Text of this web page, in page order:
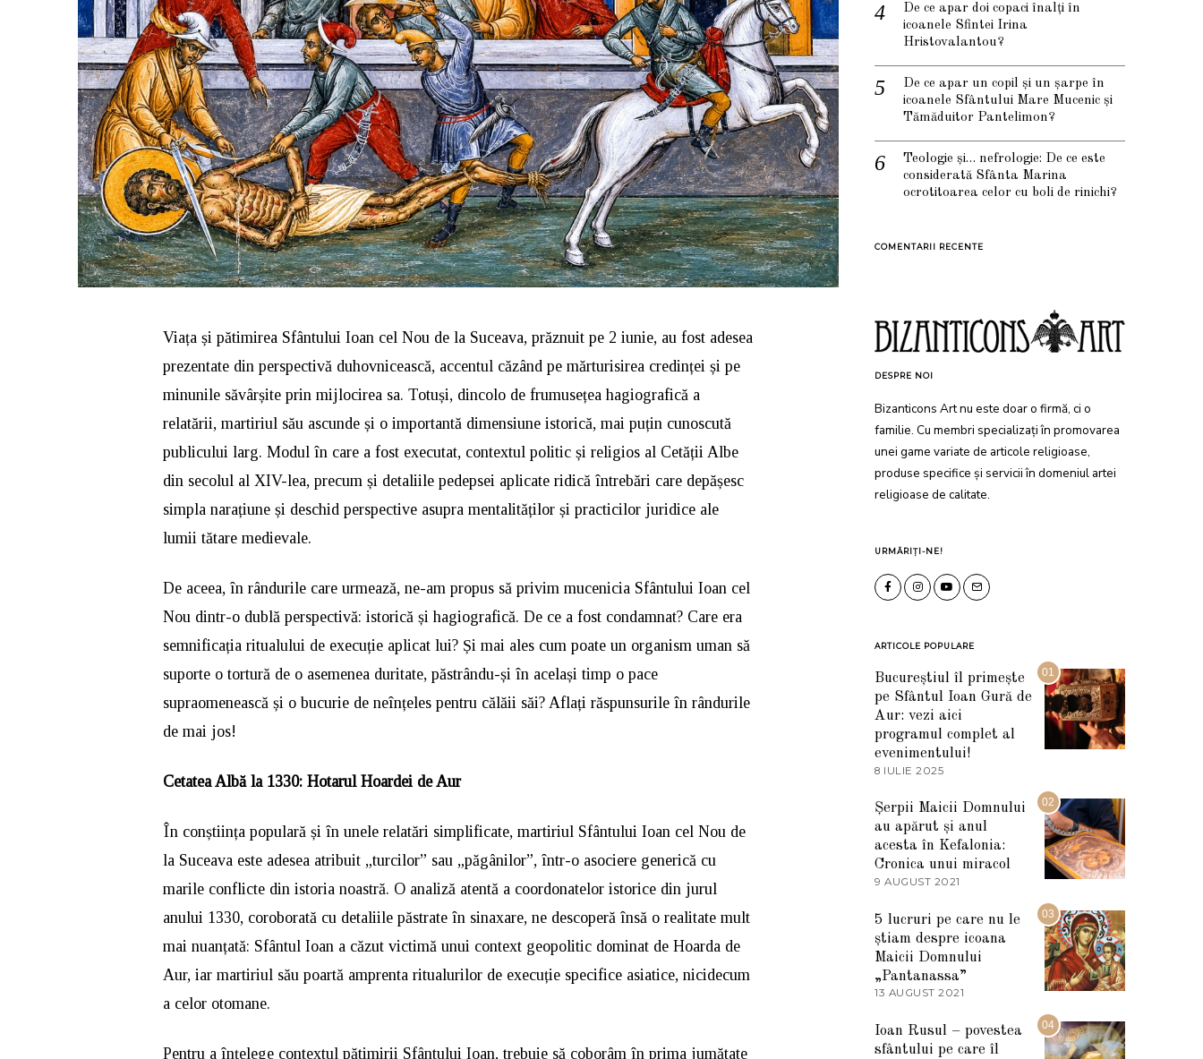
Viața și pătimirea Sfântului Ioan cel Nou de la Suceava, prăznuit pe 2 iunie, au fost adesea
prezentate din perspectivă duhovnicească, accentul căzând pe mărturisirea credinței și pe
minunile săvârșite prin mijlocirea sa. Totuși, dincolo de frumusețea hagiografică a
relatării, martiriul său ascunde și o importantă dimensiune istorică, mai puțin cunoscută
publicului larg. Modul în care a fost executat, contextul politic și religios al Cetății Albe
din secolul al XIV-lea, precum și detaliile pedepsei aplicate ridică întrebări care depășesc
simpla narațiune și deschid perspective asupra mentalităților și practicilor juridice ale
lumii tătare medievale.
De aceea, în rândurile care urmează, ne-am propus să privim mucenicia Sfântului Ioan cel
Nou dintr-o dublă perspectivă: istorică și hagiografică. De ce a fost condamnat? Care era
semnificația ritualului de execuție aplicat lui? Și mai ales cum poate un organism uman să
suporte o tortură de o asemenea duritate, păstrându-și în același timp o pace
supraomenească și o bucurie de neînțeles pentru călăii săi? Aflați răspunsurile în rândurile
de mai jos!
Cetatea Albă la 1330: Hotarul Hoardei de Aur
În conștiința populară și în unele relatări simplificate, martiriul Sfântului Ioan cel Nou de
la Suceava este adesea atribuit „turcilor” sau „păgânilor”, într-o asociere generică cu
marile conflicte din istoria noastră. O analiză atentă a coordonatelor istorice din jurul
anului 1330, coroborată cu detaliile păstrate în sinaxare, ne descoperă însă o realitate mult
mai nuanțată: Sfântul Ioan a căzut victimă unui context geopolitic dominat de Hoarda de
Aur, iar martiriul său poartă amprenta ritualurilor de execuție specifice asiatice, nicidecum
a celor otomane.
Pentru a înțelege contextul pătimirii Sfântului Ioan, trebuie să coborâm în prima jumătate
De ce apar doi copaci înalți în
icoanele Sfintei Irina
Hristovalantou?
De ce apar un copil și un șarpe în
icoanele Sfântului Mare Mucenic și
Tămăduitor Pantelimon?
Teologie și… nefrologie: De ce este
considerată Sfânta Marina
ocrotitoarea celor cu boli de rinichi?
COMENTARII RECENTE
DESPRE NOI
Bizanticons Art nu este doar o firmă, ci o
familie. Cu membri specializați în promovarea
unei game variate de articole religioase,
produse specifice și servicii în domeniul artei
religioase de calitate.
URMĂRIȚI-NE!
ARTICOLE POPULARE
01
Bucureștiul îl primește
pe Sfântul Ioan Gură de
Aur: vezi aici
programul complet al
evenimentului!
8 IULIE 2025
U
L
I
2
0
02
Șerpii Maicii Domnului
au apărut și anul
acesta în Kefalonia:
Cronica unui miracol
9 AUGUST 2021
A
R
T
I
2
2
2
03
5 lucruri pe care nu le
știam despre icoana
Maicii Domnului
„Pantanassa”
13 AUGUST 2021
U
G
04
Ioan Rusul – povestea
sfântului pe care îl